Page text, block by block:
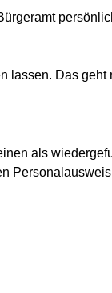
lassen. Das geht
als